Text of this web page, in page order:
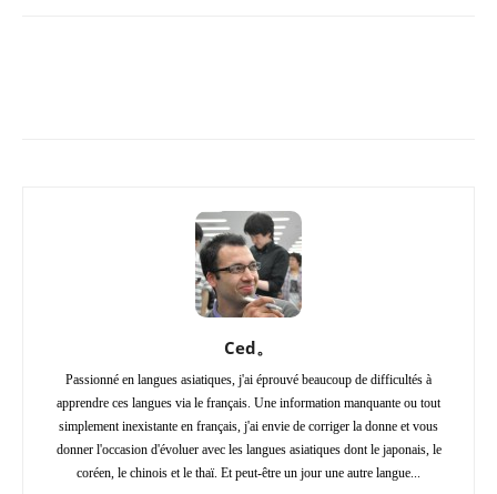
Ced。
Passionné en langues asiatiques, j'ai éprouvé beaucoup de difficultés à
apprendre ces langues via le français. Une information manquante ou tout
simplement inexistante en français, j'ai envie de corriger la donne et vous
donner l'occasion d'évoluer avec les langues asiatiques dont le japonais, le
coréen, le chinois et le thaï. Et peut-être un jour une autre langue...